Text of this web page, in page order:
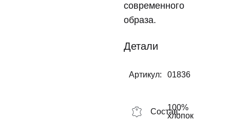
современного
образа.
Детали
Артикул: 01836
Состав:
100%
хлопок